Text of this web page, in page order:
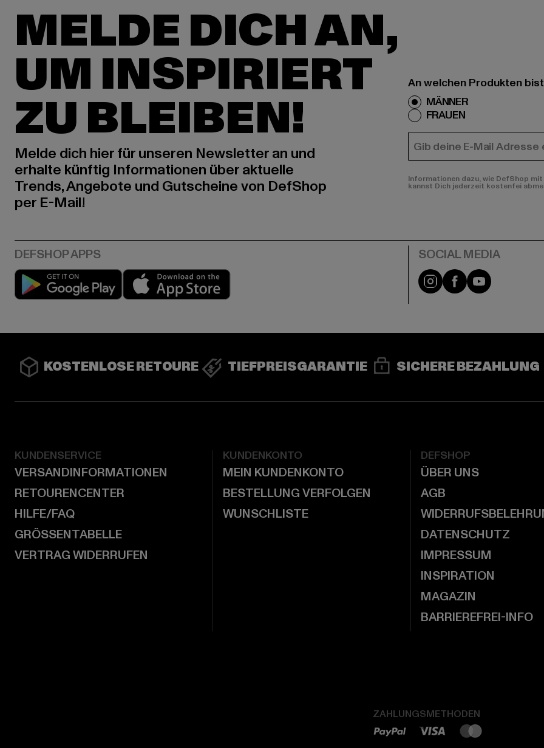
MELDE DICH AN,
UM INSPIRIERT
ZU BLEIBEN!
Melde dich hier für unseren Newsletter an und
erhalte künftig Informationen über aktuelle
Trends, Angebote und Gutscheine von DefShop
per E-Mail!
An welchen Produkten
MÄNNER
FRAUEN
E-MAIL
Informationen dazu, wie DefShop
kannst Dich jederzeit kostenfei
Play market Instagram
FacebookYouTube
KOSTENLOSE RETOURE TIEFPREISGARANTIE SICHERE BEZAHLUNG
KUNDENSERVICE
VERSANDINFORMATIONEN
RETOURENCENTER
HILFE/FAQ
GRÖSSENTABELLE
VERTRAG WIDERRUFEN
KUNDENKONTO
MEIN KUNDENKONTO
BESTELLUNG VERFOLGEN
WUNSCHLISTE
DEFSHOP
ÜBER UNS
AGB
DATENSCHUTZ
IMPRESSUM
INSPIRATION
MAGAZIN
BARRIEREFREI-INFO
ZAHLUNGSMETHODEN